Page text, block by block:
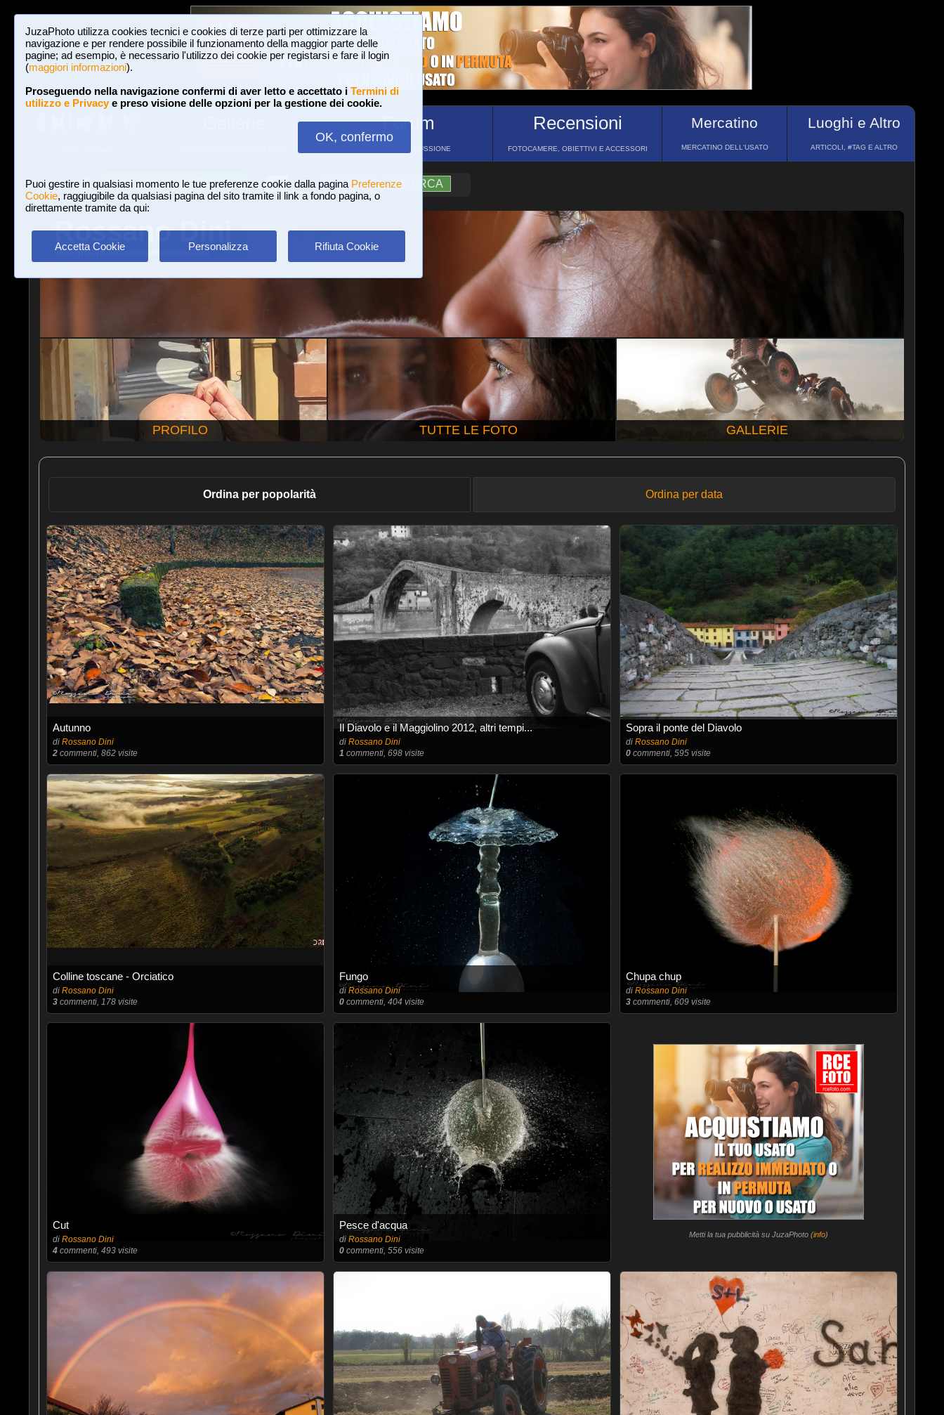
JuzaPhoto utilizza cookies tecnici e cookies di terze parti per ottimizzare la
navigazione e per rendere possibile il funzionamento della maggior parte delle
pagine; ad esempio, è necessario l'utilizzo dei cookie per registarsi e fare il login
(maggiori informazioni).
Proseguendo nella navigazione confermi di aver letto e accettato i Termini di
utilizzo e Privacye preso visione delle opzioni per la gestione dei cookie.
OK, confermo
Puoi gestire in qualsiasi momento le tue preferenze cookie dalla pagina Preferenze
Cookie, raggiugibile da qualsiasi pagina del sito tramite il link a fondo pagina, o
direttamente tramite da qui:
Accetta Cookie Personalizza Rifiuta Cookie
Forum
FORUM DI DISCUSSIONE
Recensioni
FOTOCAMERE, OBIETTIVI E ACCESSORI
Mercatino
MERCATINO DELL'USATO
Luoghi e Altro
ARTICOLI, #TAG E ALTRO
Login Iscriviti a JuzaPhoto! A A ?AIUTO RICERCA
Rossano Dini
www.juzaphoto.com/p/RossanoDini
PROFILO TUTTE LE FOTO GALLERIE
Ordina per popolarità Ordina per data
Autunno
di Rossano Dini
2commenti, 862 visite
Il Diavolo e il Maggiolino 2012, altri tempi...
di Rossano Dini
1 commenti, 698 visite
Sopra il ponte del Diavolo
diRossano Dini
0 commenti, 595 visite
Colline toscane - Orciatico
di Rossano Dini
3commenti, 178 visite
Fungo
di Rossano Dini
0commenti, 404 visite
Chupa chup
diRossano Dini
3 commenti, 609 visite
Cut
di Rossano Dini
4commenti, 493 visite
Pesce d'acqua
di Rossano Dini
0commenti, 556 visite
Metti la tua pubblicità su JuzaPhoto (info)